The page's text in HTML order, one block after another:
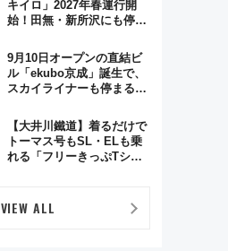
キイロ」2027年春運行開
始！田無・新所沢にも停
弾」も
9月10日オープンの直結ビ
ル「ekubo京成」誕生で、
スカイライナーも停まる巨
変わる？ 全テナント情報も
公開！
【大井川鐵道】着るだけで
トーマス号もSL・ELも乗
れる「フリーきっぷTシャ
VIEW ALL